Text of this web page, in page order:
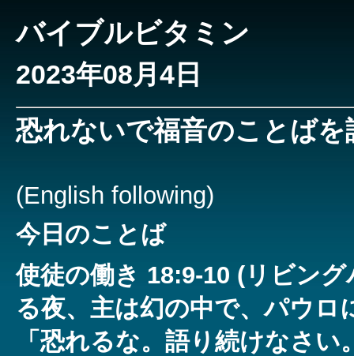
バイブルビタミン
2023年08月4日
恐れないで福音のことばを
(English following)
今日のことば
使徒の働き 18:9-10 (リビン
る夜、主は幻の中で、パウロ
「恐れるな。語り続けなさ